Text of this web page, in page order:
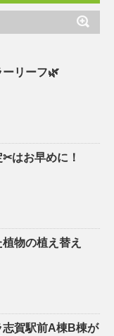
リーフ🌿
はお早めに！
物の植え替え
賀駅前A棟B棟が